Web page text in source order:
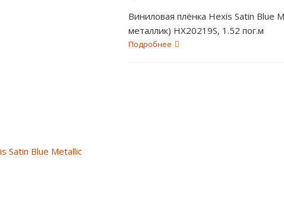
Виниловая плёнка Hexis Satin Blue
металлик) HX20219S, 1.52
Подробнее